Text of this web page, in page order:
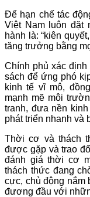
Để hạn chế tác
Việt Nam luôn đặt
hành là: “kiên
tăng trưởng bằng
Chính phủ xác
sách để ứng phó
kinh tế vĩ mô,
mạnh mẽ môi
tranh, đưa nền
phát triển nhanh và
Thời cơ và thách
được gặp và trao
đánh giá thời cơ
thách thức đang
cực, chủ động nắm
đương đầu với